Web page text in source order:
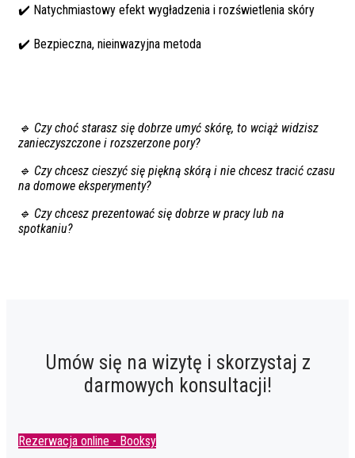
✔️ Natychmiastowy efekt wygładzenia i rozświetlenia skóry
✔️ Bezpieczna, nieinwazyjna metoda
🔹 Czy choć starasz się dobrze umyć skórę, to wciąż widzisz
zanieczyszczone i rozszerzone pory?
🔹 Czy chcesz cieszyć się piękną skórą i nie chcesz tracić czasu
na domowe eksperymenty?
🔹 Czy chcesz prezentować się dobrze w pracy lub na
spotkaniu?
Umów się na wizytę i skorzystaj z
darmowych konsultacji!
Rezerwacja online - Booksy